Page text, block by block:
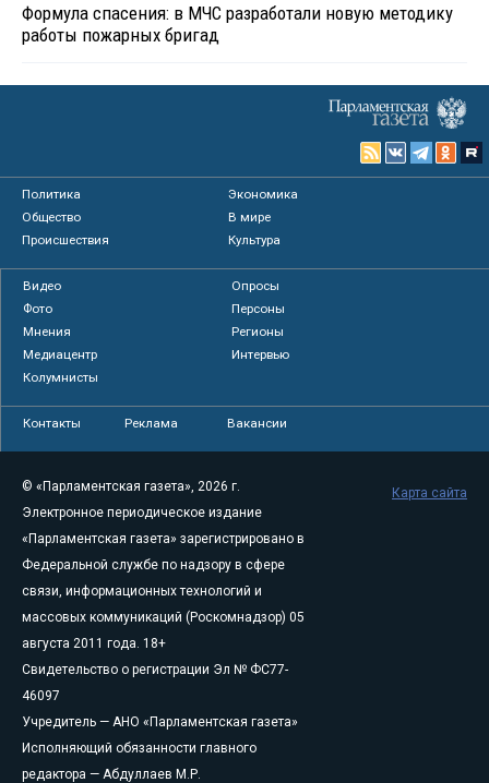
Формула спасения: в МЧС разработали новую методику
работы пожарных бригад
Политика
Экономика
Общество
В мире
Происшествия
Культура
Видео
Опросы
Фото
Персоны
Мнения
Регионы
Медиацентр
Интервью
Колумнисты
Контакты Реклама Вакансии
© «Парламентская газета», 2026 г.
Электронное периодическое издание
«Парламентская газета» зарегистрировано в
Федеральной службе по надзору в сфере
связи, информационных технологий и
массовых коммуникаций (Роскомнадзор) 05
августа 2011 года. 18+
Свидетельство о регистрации Эл № ФС77-
46097
Учредитель — АНО «Парламентская газета»
Исполняющий обязанности главного
редактора — Абдуллаев М.Р.
Карта сайта